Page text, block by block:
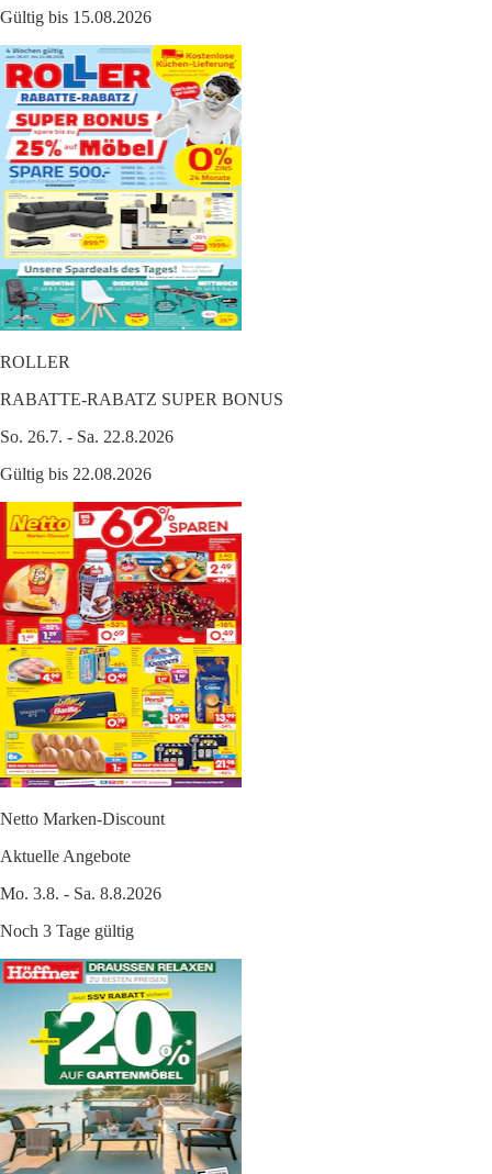
Gültig bis 15.08.2026
ROLLER
RABATTE-RABATZ SUPER BONUS
So. 26.7. - Sa. 22.8.2026
Gültig bis 22.08.2026
Netto Marken-Discount
Aktuelle Angebote
Mo. 3.8. - Sa. 8.8.2026
Noch 3 Tage gültig